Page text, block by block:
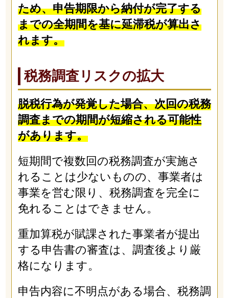
ため、申告期限から納付が完了する
までの全期間を基に延滞税が算出さ
れます。
税務調査リスクの拡大
脱税行為が発覚した場合、次回の税務
調査までの期間が短縮される可能性
があります。
短期間で複数回の税務調査が実施さ
れることは少ないものの、事業者は
事業を営む限り、税務調査を完全に
免れることはできません。
重加算税が賦課された事業者が提出
する申告書の審査は、調査後より厳
格になります。
申告内容に不明点がある場合、税務調